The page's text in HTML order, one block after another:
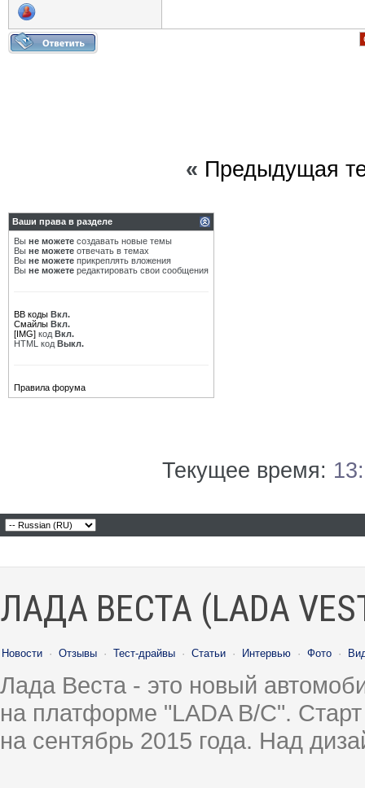
« Предыдущая
Ваши права в разделе
Вы не можете создавать новые темы
Вы не можете отвечать в темах
Вы не можете прикреплять вложения
Вы не можете редактировать свои сообщения
BB коды Вкл.
Смайлы Вкл.
[IMG] код Вкл.
HTML код Выкл.
Правила форума
Текущее время:
ЛАДА ВЕСТА (LADA
Новости · Отзывы · Тест-драйвы · Статьи · Интервью · Фото ·
Лада Веста - это новый
на платформе "LADA B/C".
на сентябрь 2015 года. Над